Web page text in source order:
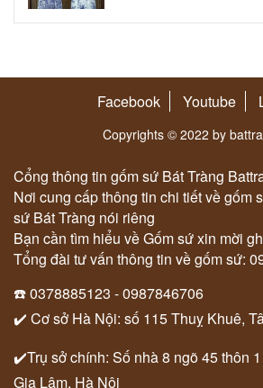
Facebook Youtube
Copyrights © 2022 by
Cổng thông tin gốm sứ Bát Tràng
Nơi cung cấp thông tin chi tiết về gốm
sứ Bát Tràng nói riêng
Bạn cần tìm hiểu về Gốm sứ xin mời
Tổng đài tư vấn thông tin về gốm sứ:
☎️ 0378885123 - 0987846706
✔️ Cơ sở Hà Nội: số 115 Thuỵ Khuê,
✔️Trụ sở chính: Số nhà 8 ngõ 45 thôn
Gia Lâm, Hà Nội